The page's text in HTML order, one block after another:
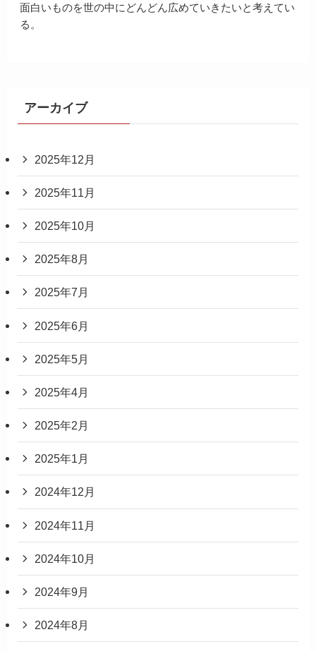
面白いものを世の中にどんどん広めていきたいと考えてい
る。
アーカイブ
2025年12月
2025年11月
2025年10月
2025年8月
2025年7月
2025年6月
2025年5月
2025年4月
2025年2月
2025年1月
2024年12月
2024年11月
2024年10月
2024年9月
2024年8月